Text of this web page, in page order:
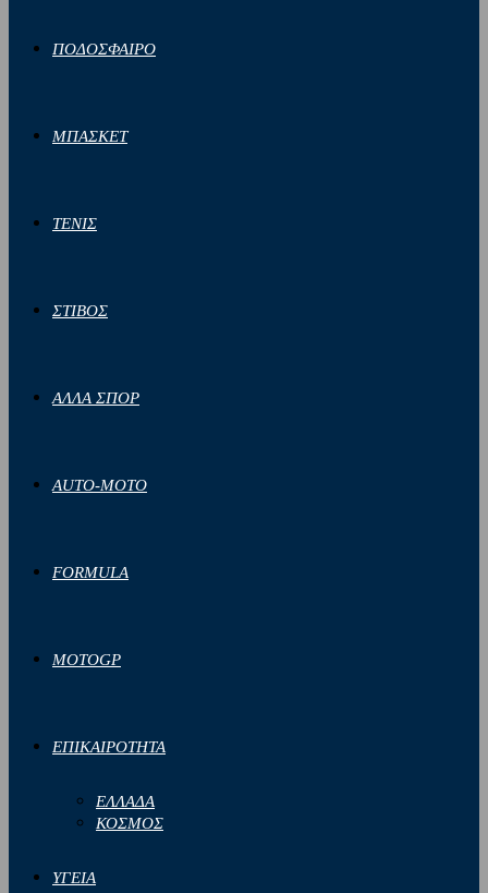
ΠΟΔΟΣΦΑΙΡΟ
ΜΠΑΣΚΕΤ
ΤΕΝΙΣ
ΣΤΙΒΟΣ
ΑΛΛΑ ΣΠΟΡ
AUTO-MOTO
FORMULA
MOTOGP
ΕΠΙΚΑΙΡΟΤΗΤΑ
ΕΛΛΑΔΑ
ΚΟΣΜΟΣ
ΥΓΕΙΑ